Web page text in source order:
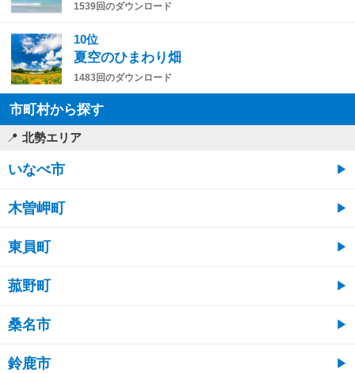
1539回のダウンロード
10位
夏空のひまわり畑
1483回のダウンロード
市町村から探す
北勢エリア
いなべ市
木曽岬町
東員町
菰野町
桑名市
鈴鹿市